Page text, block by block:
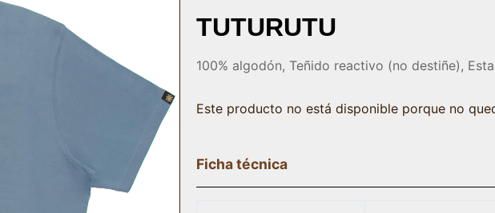
TUTURUTU
100% algodón, Teñido reactivo (no destiñe),
Este producto no está disponible porque no
Ficha técnica